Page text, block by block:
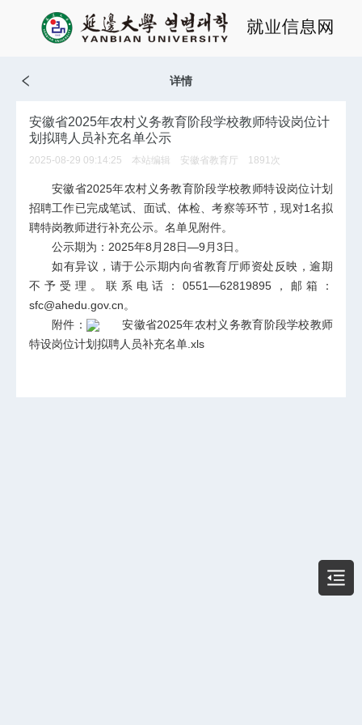
详情
安徽省2025年农村义务教育阶段学校教师特设岗位计
划拟聘人员补充名单公示
2025-08-29 09:14:25 本站编辑 安徽省教育厅 1891次
安徽省2025年农村义务教育阶段学校教师特设岗位计划
招聘工作已完成笔试、面试、体检、考察等环节，现对1名拟
聘特岗教师进行补充公示。名单见附件。
公示期为：2025年8月28日—9月3日。
如有异议，请于公示期内向省教育厅师资处反映，逾期
不予受理。联系电话：0551—62819895，邮箱：
sfc@ahedu.gov.cn。
附件：
安徽省2025年农村义务教育阶段学校教师
特设岗位计划拟聘人员补充名单.xls